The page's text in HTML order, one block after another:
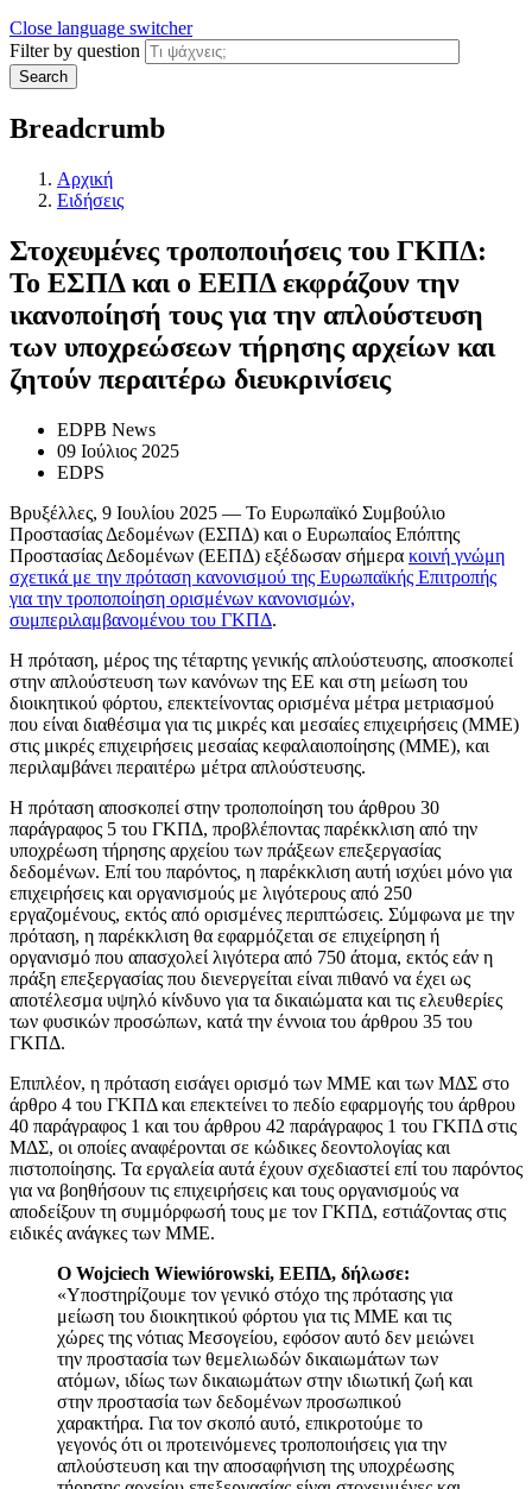
Close language switcher
Filter by question
Search
Breadcrumb
Αρχική
Ειδήσεις
Στοχευμένες τροποποιήσεις του ΓΚΠΔ:
Το ΕΣΠΔ και ο ΕΕΠΔ εκφράζουν την
ικανοποίησή τους για την απλούστευση
των υποχρεώσεων τήρησης αρχείων και
ζητούν περαιτέρω διευκρινίσεις
EDPB News
09 Ιούλιος 2025
EDPS
Βρυξέλλες, 9 Ιουλίου 2025 — Το Ευρωπαϊκό Συμβούλιο
Προστασίας Δεδομένων (ΕΣΠΔ) και ο Ευρωπαίος Επόπτης
Προστασίας Δεδομένων (ΕΕΠΔ) εξέδωσαν σήμερα κοινή γνώμη
σχετικά με την πρόταση κανονισμού της Ευρωπαϊκής Επιτροπής
για την τροποποίηση ορισμένων κανονισμών,
συμπεριλαμβανομένου του ΓΚΠΔ.
Η πρόταση, μέρος της τέταρτης γενικής απλούστευσης, αποσκοπεί
στην απλούστευση των κανόνων της ΕΕ και στη μείωση του
διοικητικού φόρτου, επεκτείνοντας ορισμένα μέτρα μετριασμού
που είναι διαθέσιμα για τις μικρές και μεσαίες επιχειρήσεις (ΜΜΕ)
στις μικρές επιχειρήσεις μεσαίας κεφαλαιοποίησης (ΜΜΕ), και
περιλαμβάνει περαιτέρω μέτρα απλούστευσης.
Η πρόταση αποσκοπεί στην τροποποίηση του άρθρου 30
παράγραφος 5 του ΓΚΠΔ, προβλέποντας παρέκκλιση από την
υποχρέωση τήρησης αρχείου των πράξεων επεξεργασίας
δεδομένων. Επί του παρόντος, η παρέκκλιση αυτή ισχύει μόνο για
επιχειρήσεις και οργανισμούς με λιγότερους από 250
εργαζομένους, εκτός από ορισμένες περιπτώσεις. Σύμφωνα με την
πρόταση, η παρέκκλιση θα εφαρμόζεται σε επιχείρηση ή
οργανισμό που απασχολεί λιγότερα από 750 άτομα, εκτός εάν η
πράξη επεξεργασίας που διενεργείται είναι πιθανό να έχει ως
αποτέλεσμα υψηλό κίνδυνο για τα δικαιώματα και τις ελευθερίες
των φυσικών προσώπων, κατά την έννοια του άρθρου 35 του
ΓΚΠΔ.
Επιπλέον, η πρόταση εισάγει ορισμό των ΜΜΕ και των ΜΔΣ στο
άρθρο 4 του ΓΚΠΔ και επεκτείνει το πεδίο εφαρμογής του άρθρου
40 παράγραφος 1 και του άρθρου 42 παράγραφος 1 του ΓΚΠΔ στις
ΜΔΣ, οι οποίες αναφέρονται σε κώδικες δεοντολογίας και
πιστοποίησης. Τα εργαλεία αυτά έχουν σχεδιαστεί επί του παρόντος
για να βοηθήσουν τις επιχειρήσεις και τους οργανισμούς να
αποδείξουν τη συμμόρφωσή τους με τον ΓΚΠΔ, εστιάζοντας στις
ειδικές ανάγκες των ΜΜΕ.
Ο Wojciech Wiewiórowski, ΕΕΠΔ, δήλωσε:
«Υποστηρίζουμε τον γενικό στόχο της πρότασης για
μείωση του διοικητικού φόρτου για τις ΜΜΕ και τις
χώρες της νότιας Μεσογείου, εφόσον αυτό δεν μειώνει
την προστασία των θεμελιωδών δικαιωμάτων των
ατόμων, ιδίως των δικαιωμάτων στην ιδιωτική ζωή και
στην προστασία των δεδομένων προσωπικού
χαρακτήρα. Για τον σκοπό αυτό, επικροτούμε το
γεγονός ότι οι προτεινόμενες τροποποιήσεις για την
απλούστευση και την αποσαφήνιση της υποχρέωσης